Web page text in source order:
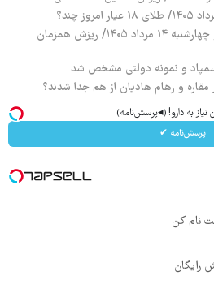
قیمت محصولات ایران خودرو چهارشنبه ۱۴ مرداد ۱۴۰۵/ ریزش همزمان
سمپاد و نمونه دولتی مشخص شد
مقاره و رهام هادیان از هم جدا شدند؟
نیاز به دارو! (◂پرسش‌نامه)
پرسش‌نامه ✔